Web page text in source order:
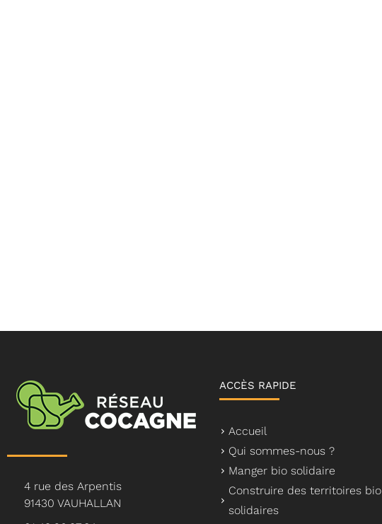
4 rue des Arpentis
91430 VAUHALLAN
ACCÈS RAPIDE
Accueil
Qui sommes-nous ?
Manger bio solidaire
Construire des territoires bio
solidaires